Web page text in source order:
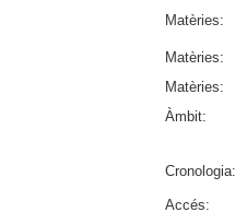
Matèries:
Matèries:
Matèries:
Àmbit:
Cronologia:
Accés: